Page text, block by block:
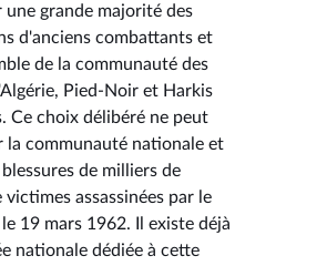
une grande majorité des
d'anciens combattants et
de la communauté des
Pied-Noir et Harkis
Ce choix délibéré ne peut
la communauté nationale et
de milliers de
victimes assassinées par le
19 mars 1962. Il existe déjà
nationale dédiée à cette